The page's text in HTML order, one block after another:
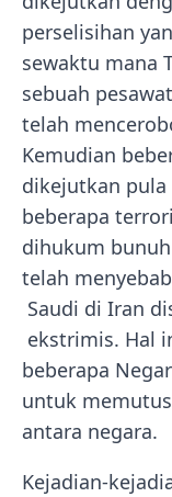
perselisihan
sewaktu mana
sebuah
telah
Kemudian
dikejutkan pula
beberapa
dihukum
telah
Saudi di Iran
ekstrimis. Hal
beberapa
untuk
antara negara.
Kejadian-